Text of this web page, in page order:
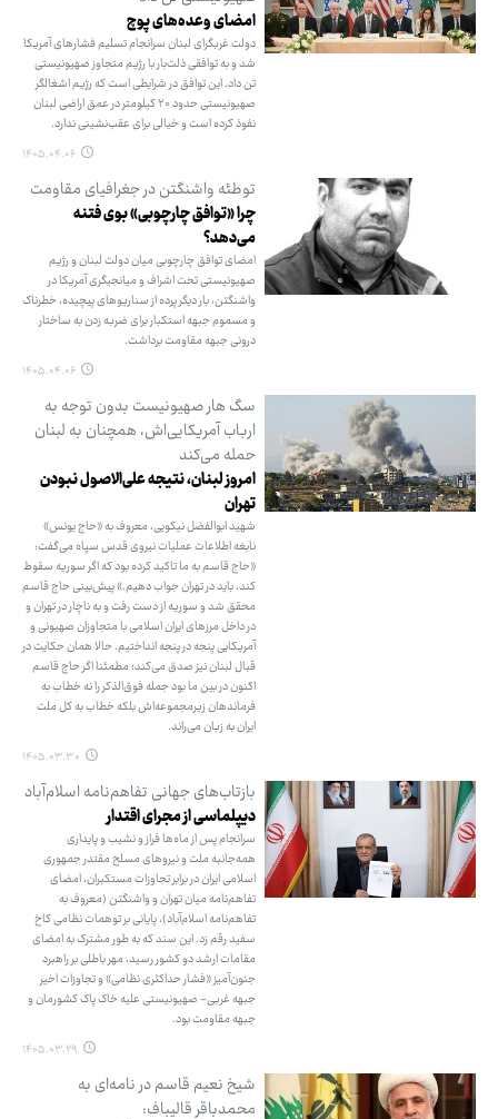
امضای وعده‌های پوچ
دولت غربگرای لبنان سرانجام تسلیم فشارهای آمریکا
شد و به توافقی ذلت‌بار با رژیم متجاوز صهیونیستی
تن داد. این توافق در شرایطی است که رژیم اشغالگر
صهیونیستی حدود ۲۰ کیلومتر در عمق اراضی لبنان
نفوذ کرده است و خیالی برای عقب‌نشینی ندارد.
۱۴۰۵.۰۴.۰۶
توطئه واشنگتن در جغرافیای مقاومت
چرا «توافق چارچوبی» بوی فتنه
می‌دهد؟
امضای توافق چارچوبی میان دولت لبنان و رژیم
صهیونیستی تحت اشراف و میانجیگری آمریکا در
واشنگتن، بار دیگر پرده از سناریوهای پیچیده، خطرناک
و مسموم جبهه استکبار برای ضربه زدن به ساختار
درونی جبهه مقاومت برداشت.
۱۴۰۵.۰۴.۰۶
سگ هار صهیونیست بدون توجه به
ارباب آمریکایی‌اش، همچنان به لبنان
حمله می‌کند
امروز لبنان، نتیجه علی‌الاصول نبودن
تهران
شهید ابوالفضل نیکویی، معروف به «حاج یونس»
نابغه اطلاعات عملیات نیروی قدس سپاه می‌گفت:
«حاج قاسم به ما تاکید کرده بود که اگر سوریه سقوط
کند، باید در تهران جواب دهیم.» پیش‌بینی حاج قاسم
محقق شد و سوریه از دست رفت و به ناچار در تهران و
در داخل مرزهای ایران اسلامی با متجاوزان صهیونی و
آمریکایی پنجه در پنجه انداختیم. حالا همان حکایت در
قبال لبنان نیز صدق می‌کند؛ مطمئنا اگر حاج قاسم
اکنون در بین ما بود جمله فوق‌الذکر را نه خطاب به
فرماندهان زیرمجموعه‌اش بلکه خطاب به کل ملت
ایران به زبان می‌راند.
۱۴۰۵.۰۳.۳۰
بازتاب‌های جهانی تفاهم‌نامه اسلام‌آباد
دیپلماسی از مجرای اقتدار
سرانجام پس از ماه‌ها فراز و نشیب و پایداری
همه‌جانبه ملت و نیروهای مسلح مقتدر جمهوری
اسلامی ایران در برابر تجاوزات مستکبران، امضای
تفاهم‌نامه میان تهران و واشنگتن (معروف به
تفاهم‌نامه اسلام‌آباد)، پایانی بر توهمات نظامی کاخ
سفید رقم زد. این سند که به طور مشترک به امضای
مقامات ارشد دو کشور رسید، مهر باطلی بر راهبرد
جنون‌آمیز «فشار حداکثری نظامی» و تجاوزات اخیر
جبهه غربی- صهیونیستی علیه خاک پاک کشورمان و
جبهه مقاومت بود.
۱۴۰۵.۰۳.۲۹
شیخ نعیم قاسم در نامه‌ای به
محمدباقر قالیباف: